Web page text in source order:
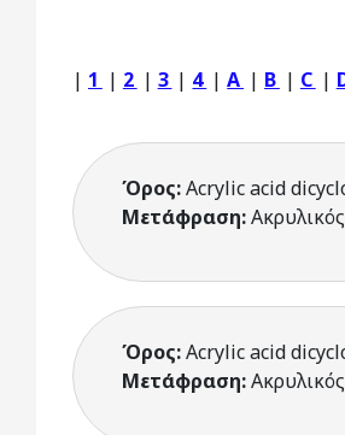
| 1 | 2 | 3 | 4 |A | B | C |
Όρος:Acrylic acid
Μετάφραση:
Όρος:Acrylic acid
Μετάφραση: